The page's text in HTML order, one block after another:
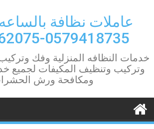
contentعاملات نظافة
0579418735-0549362075
خدمات النظافه المنزلية وفك وتركيب
وتركيب وتنظيف المكيفات لجميع
ومكافحة ورش